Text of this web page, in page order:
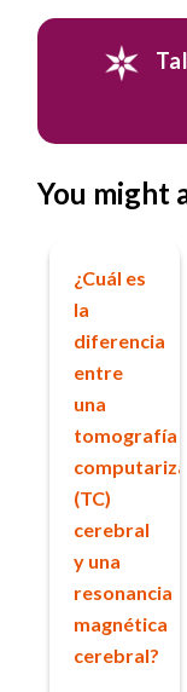
You might
¿Cuál es
la
diferencia
entre
una
tomografía
(TC)
cerebral
y una
resonancia
magnética
cerebral?